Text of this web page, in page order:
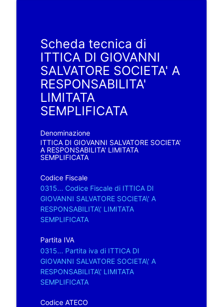
Scheda tecnica di
ITTICA DI GIOVANNI
SALVATORE SOCIETA' A
RESPONSABILITA'
LIMITATA
SEMPLIFICATA
Denominazione
ITTICA DI GIOVANNI SALVATORE SOCIETA'
A RESPONSABILITA' LIMITATA
SEMPLIFICATA
Codice Fiscale
0315... Codice Fiscale di ITTICA DI
GIOVANNI SALVATORE SOCIETA\' A
RESPONSABILITA\' LIMITATA
SEMPLIFICATA
Partita IVA
0315... Partita iva di ITTICA DI
GIOVANNI SALVATORE SOCIETA\' A
RESPONSABILITA\' LIMITATA
SEMPLIFICATA
Codice ATECO